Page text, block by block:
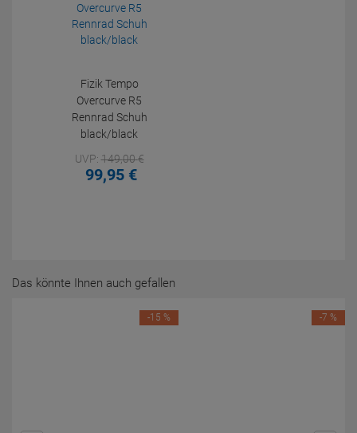
Fizik Tempo
Overcurve R5
Rennrad Schuh
black/black
UVP:149,00€
99,95 €
Das könnte Ihnen auch gefallen
-15 % -7 %